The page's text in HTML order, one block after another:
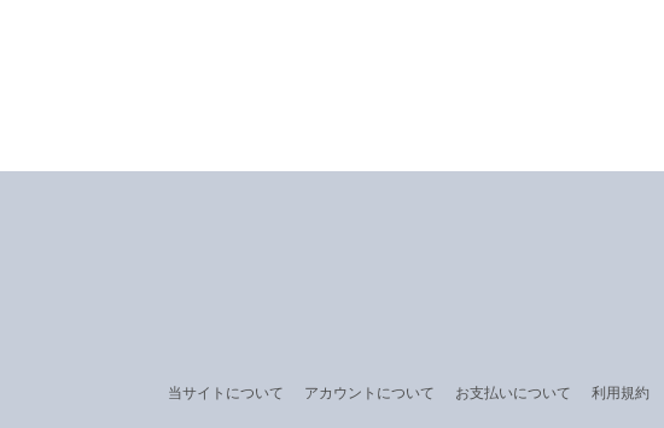
当サイトについて アカウントについて お支払いについて 利用規約